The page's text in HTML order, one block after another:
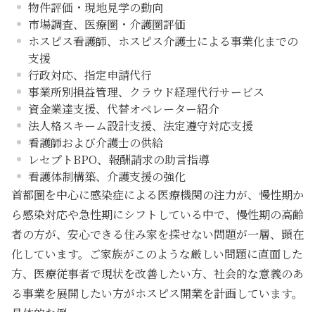
物件評価・現地見学の動向
市場調査、医療圏・介護圏評価
ホスピス看護師、ホスピス介護士による事業化までの
支援
行政対応、指定申請代行
事業所別損益管理、クラウド経理代行サービス
資金業達支援、代替オペレーター紹介
法人格スキーム設計支援、法定遵守対応支援
看護師および介護士の供給
レセプトBPO、報酬請求の助言指導
看護体制構築、介護支援の強化
首都圏を中心に感染症による医療機関の注力が、慢性期か
ら感染対応や急性期にシフトしている中で、慢性期の高齢
者の方が、安心できる住み家を探せない問題が一層、顕在
化しています。ご家族がこのような厳しい問題に直面した
方、医療従事者で現状を改善したい方、社会的な意義のあ
る事業を展開したい方がホスピス開業を計画しています。